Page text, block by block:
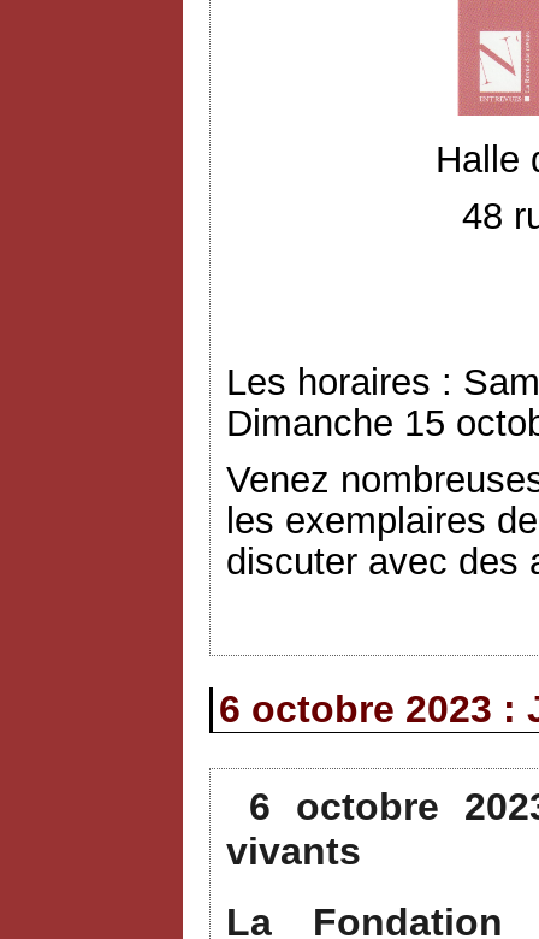
Halle
48
Les horaires :
Dimanche 15
Venez
les exemplaires
discuter avec des
6 octobre 2023 :
6 octobre
vivants
La Fondation